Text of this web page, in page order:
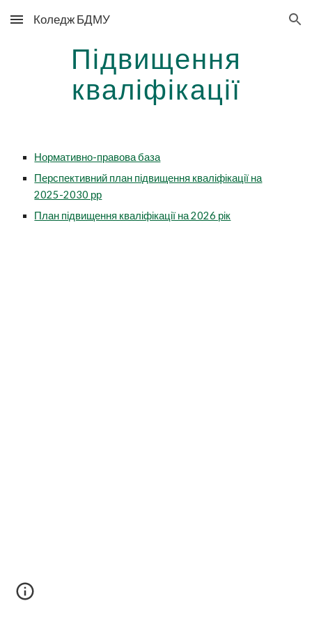
Skip to main content Skip to navigation
Коледж БДМУ
Підвищення
кваліфікації
Нормативно-правова база
Перспективний план підвищення кваліфікації на
2025-2030 рр
План підвищення кваліфікації на 2026 рік